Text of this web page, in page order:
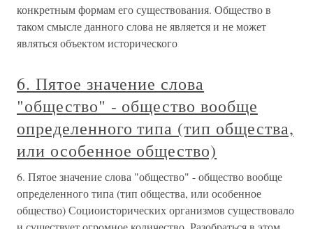
конкретным формам его существования. Общество в
таком смысле данного слова не является и не может
являться объектом исторического
6. Пятое значение слова
"общество" - общество вообще
определенного типа (тип общества,
или особенное общество)
6. Пятое значение слова "общество" - общество вообще
определенного типа (тип общества, или особенное
общество) Социоисторических организмов существовало